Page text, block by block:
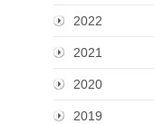
2022
2021
2020
2019